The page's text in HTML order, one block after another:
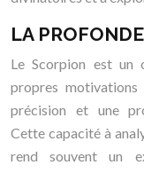
LA
Le Scorpion est un
propres
précision et une
Cette capacité à
rend souvent un